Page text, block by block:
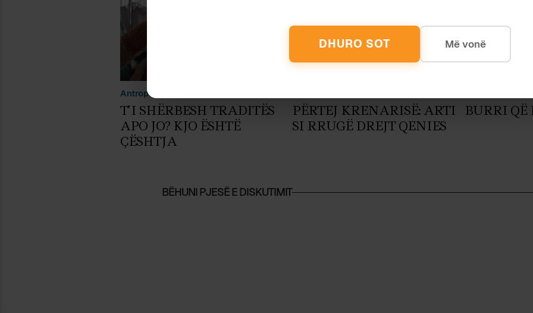
Antropologji
T’I SHËRBESH TRADITËS
APO JO? KJO ËSHTË
ÇËSHTJA
PËRTEJ KRENARISË: ARTI
SI RRUGË DREJT QENIES
BURRI QË
BËHUNI PJESË E DISKUTIMIT
DHURO SOT Më vonë